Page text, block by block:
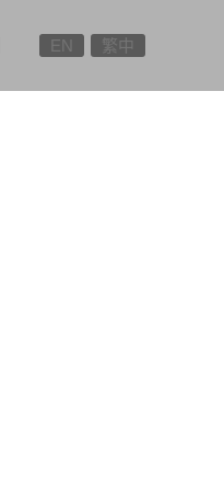
EN 繁中